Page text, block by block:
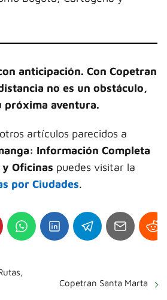
anticipación. Con Copetran
no es un obstáculo,
próxima aventura.
artículos parecidos a
Información Completa
Oficinas puedes visitar la
por Ciudades.
Copetran Santa Marta